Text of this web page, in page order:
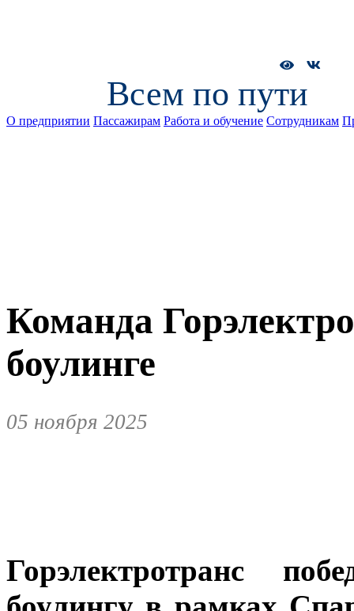
Всем по пути
О предприятии Пассажирам Работа и обучение Сотрудникам
Команда
боулинге
05 ноября 2025
Горэлектротранс